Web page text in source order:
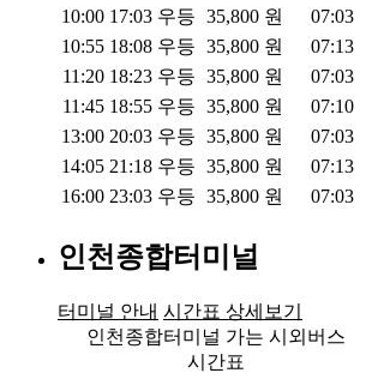
10:00 17:03 우등 35,800 원
07:03
10:55 18:08 우등 35,800 원
07:13
11:20 18:23 우등 35,800 원
07:03
11:45 18:55 우등 35,800 원
07:10
13:00 20:03 우등 35,800 원
07:03
14:05 21:18 우등 35,800 원
07:13
16:00 23:03 우등 35,800 원 07:03
인천종합터미널
터미널 안내 시간표 상세보기
인천종합터미널 가는 시외버스
시간표